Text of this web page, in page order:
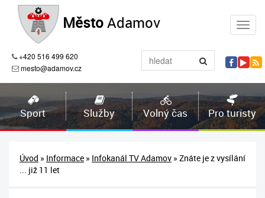
MěstoAdamov
+420 516 499 620
mesto@adamov.cz
Sport Služby Volný čas Pro turisty
Úvod » Informace » Infokanál TV Adamov » Znáte je z vysílání
... již 11 let